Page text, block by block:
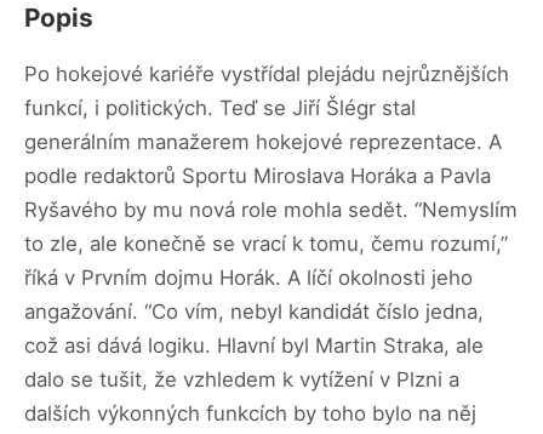
Popis
Po hokejové kariéře vystřídal plejádu nejrůznějších
funkcí, i politických. Teď se Jiří Šlégr stal
generálním manažerem hokejové reprezentace. A
podle redaktorů Sportu Miroslava Horáka a Pavla
Ryšavého by mu nová role mohla sedět. “Nemyslím
to zle, ale konečně se vrací k tomu, čemu rozumí,”
říká v Prvním dojmu Horák. A líčí okolnosti jeho
angažování. “Co vím, nebyl kandidát číslo jedna,
což asi dává logiku. Hlavní byl Martin Straka, ale
dalo se tušit, že vzhledem k vytížení v Plzni a
dalších výkonných funkcích by toho bylo na něj